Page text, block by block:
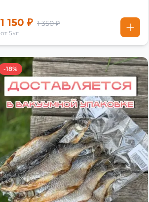
1 150 ₽ 1 350 ₽
от 5кг
-18%